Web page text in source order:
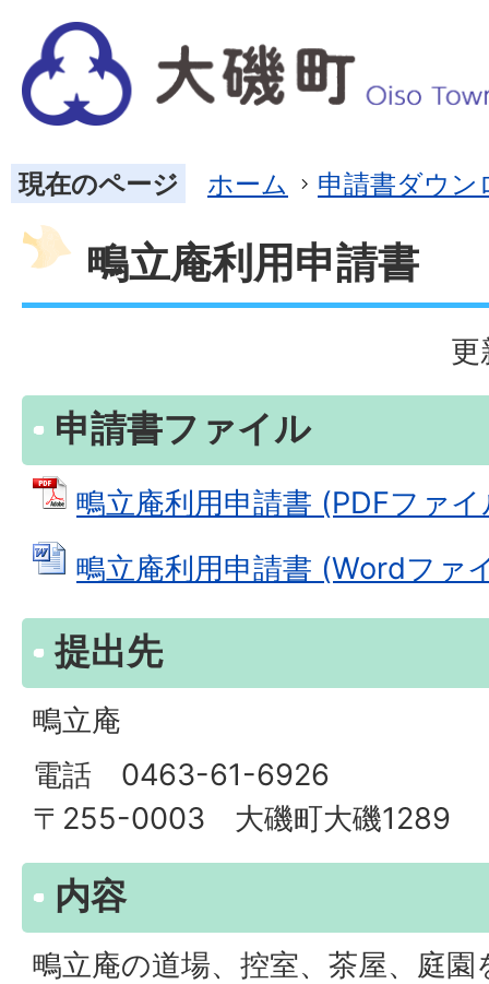
現在のページ ホーム 申請書ダウン
鴫立庵利用申請書
更
申請書ファイル
鴫立庵利用申請書 (PDFファ
鴫立庵利用申請書 (Wordファ
提出先
鴫立庵
電話 0463-61-6926
〒255-0003 大磯町大磯1289
内容
鴫立庵の道場、控室、茶屋、庭